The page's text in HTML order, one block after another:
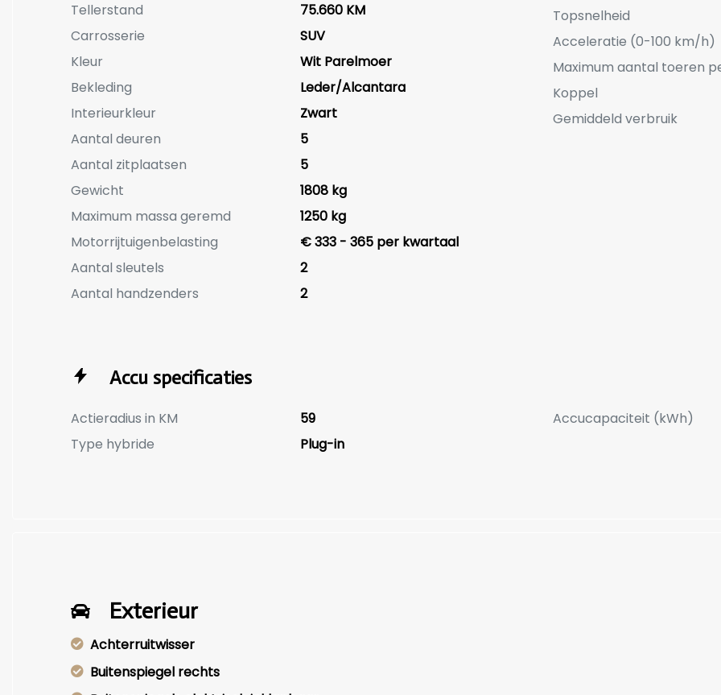
Tellerstand
75.660 KM
Carrosserie
SUV
Kleur
Wit Parelmoer
Bekleding
Leder/Alcantara
Interieurkleur
Zwart
Aantal deuren
5
Aantal zitplaatsen
5
Gewicht
1808 kg
Maximum massa geremd
1250 kg
Motorrijtuigenbelasting
€ 333 - 365 per kwartaal
Aantal sleutels
2
Aantal handzenders
2
Topsnelheid
Acceleratie (0-100 km/h)
Maximum aantal toeren
Koppel
Gemiddeld verbruik
Accu specificaties
Actieradius in KM 59
Accucapaciteit (kWh)
Type hybride
Plug-in
Exterieur
Achterruitwisser
Buitenspiegel rechts